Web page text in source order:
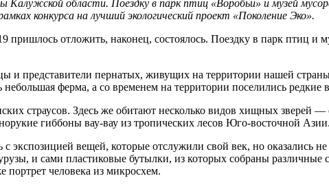
Калужской области. Поездку в парк птиц «Воробьи» и музей
конкурса на лучший экологический проект «Поколение Эко».
отложить, наконец, состоялось. Поездку в парк птиц и
и представители пернатых, живущих на территории нашей
ферма, а со временем на территории поселились
страусов. Здесь же обитают несколько видов хищных зверей —
гиббоны вау-вау из тропических лесов Юго-восточной Азии.
вещей, которые отслужили свой век, но оказались
и сами пластиковые бутылки, из которых собраны различные
человека из микросхем.